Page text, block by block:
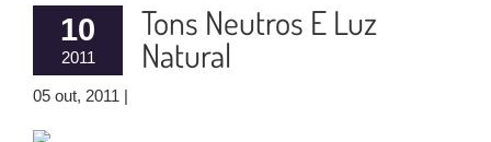
10
2011
Tons Neutros E Luz
Natural
05 out, 2011 |